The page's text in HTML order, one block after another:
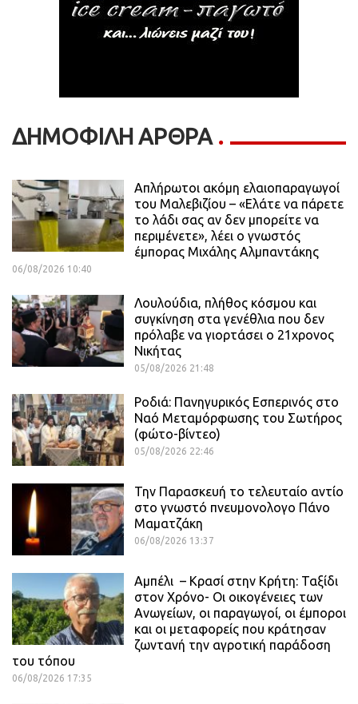
ΔΗΜΟΦΙΛΗ ΑΡΘΡΑ
Απλήρωτοι ακόμη ελαιοπαραγωγοί
του Μαλεβιζίου – «Ελάτε να πάρετε
το λάδι σας αν δεν μπορείτε να
περιμένετε», λέει ο γνωστός
έμπορας Μιχάλης Αλμπαντάκης
06/08/2026 10:40
Λουλούδια, πλήθος κόσμου και
συγκίνηση στα γενέθλια που δεν
πρόλαβε να γιορτάσει ο 21χρονος
Νικήτας
05/08/2026 21:48
Ροδιά: Πανηγυρικός Εσπερινός στο
Ναό Μεταμόρφωσης του Σωτήρος
(φώτο-βίντεο)
05/08/2026 22:46
Την Παρασκευή το τελευταίο αντίο
στο γνωστό πνευμονολογο Πάνο
Μαματζάκη
06/08/2026 13:37
Αμπέλι – Κρασί στην Κρήτη: Ταξίδι
στον Χρόνο- Οι οικογένειες των
Ανωγείων, οι παραγωγοί, οι έμποροι
και οι μεταφορείς που κράτησαν
ζωντανή την αγροτική παράδοση
του τόπου
06/08/2026 17:35